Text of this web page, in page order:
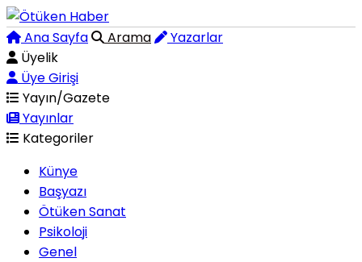
Ana Sayfa Arama
Yazarlar
Üyelik
Üye Girişi
Yayın/Gazete
Yayınlar
Kategoriler
Künye
Başyazı
Ötüken Sanat
Psikoloji
Genel